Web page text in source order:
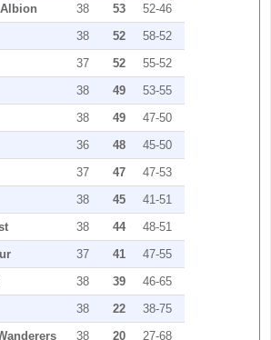
38 53
52-46
38 52
58-52
37 52
55-52
38 49
53-55
38 49
47-50
36 48
45-50
37 47
47-53
38 45
41-51
38 44
48-51
37 41
47-55
38 39
46-65
38 22
38-75
38 20 27-68